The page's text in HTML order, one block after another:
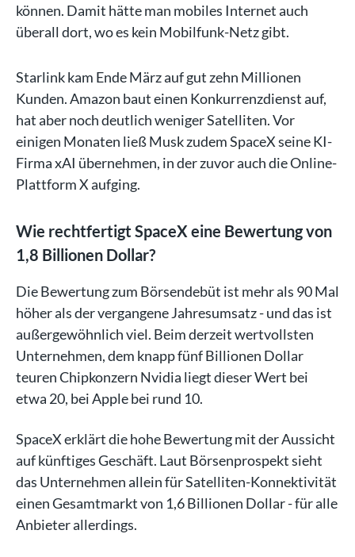
können. Damit hätte man mobiles Internet auch
überall dort, wo es kein Mobilfunk-Netz gibt.
Starlink kam Ende März auf gut zehn Millionen
Kunden. Amazon baut einen Konkurrenzdienst auf,
hat aber noch deutlich weniger Satelliten. Vor
einigen Monaten ließ Musk zudem SpaceX seine KI-
Firma xAI übernehmen, in der zuvor auch die Online-
Plattform X aufging.
Wie rechtfertigt SpaceX eine Bewertung von
1,8 Billionen Dollar?
Die Bewertung zum Börsendebüt ist mehr als 90 Mal
höher als der vergangene Jahresumsatz - und das ist
außergewöhnlich viel. Beim derzeit wertvollsten
Unternehmen, dem knapp fünf Billionen Dollar
teuren Chipkonzern Nvidia liegt dieser Wert bei
etwa 20, bei Apple bei rund 10.
SpaceX erklärt die hohe Bewertung mit der Aussicht
auf künftiges Geschäft. Laut Börsenprospekt sieht
das Unternehmen allein für Satelliten-Konnektivität
einen Gesamtmarkt von 1,6 Billionen Dollar - für alle
Anbieter allerdings.